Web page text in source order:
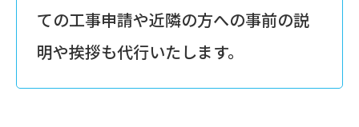
ての工事申請や近隣の方への事前の説
明や挨拶も代行いたします。